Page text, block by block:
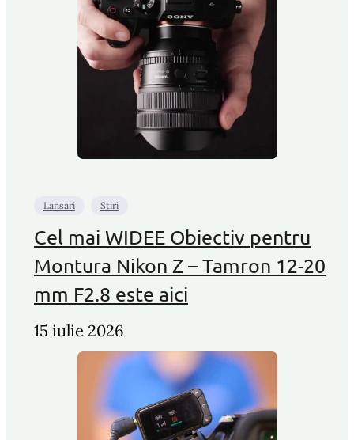
Lansari Stiri
Cel mai WIDEE Obiectiv pentru
Montura Nikon Z – Tamron 12-20
mm F2.8 este aici
15 iulie 2026